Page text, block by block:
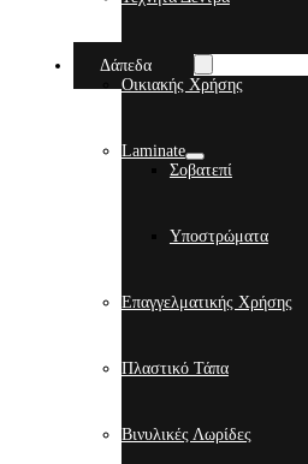
Δάπεδα
Οικιακής Χρήσης
Laminate
Σοβατεπί
Υποστρώματα
Επαγγελματικής Χρήσης
Πλαστικό Τάπα
Βινυλικές Λωρίδες